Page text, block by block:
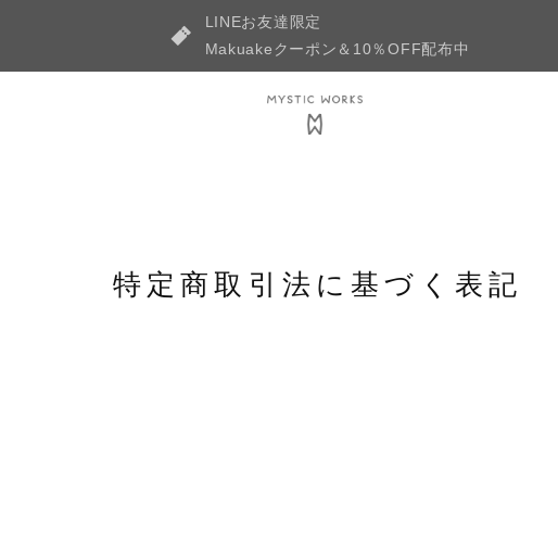
LINEお友達限定
Makuakeクーポン＆10％OFF配布中
特定商取引法に基づく表記